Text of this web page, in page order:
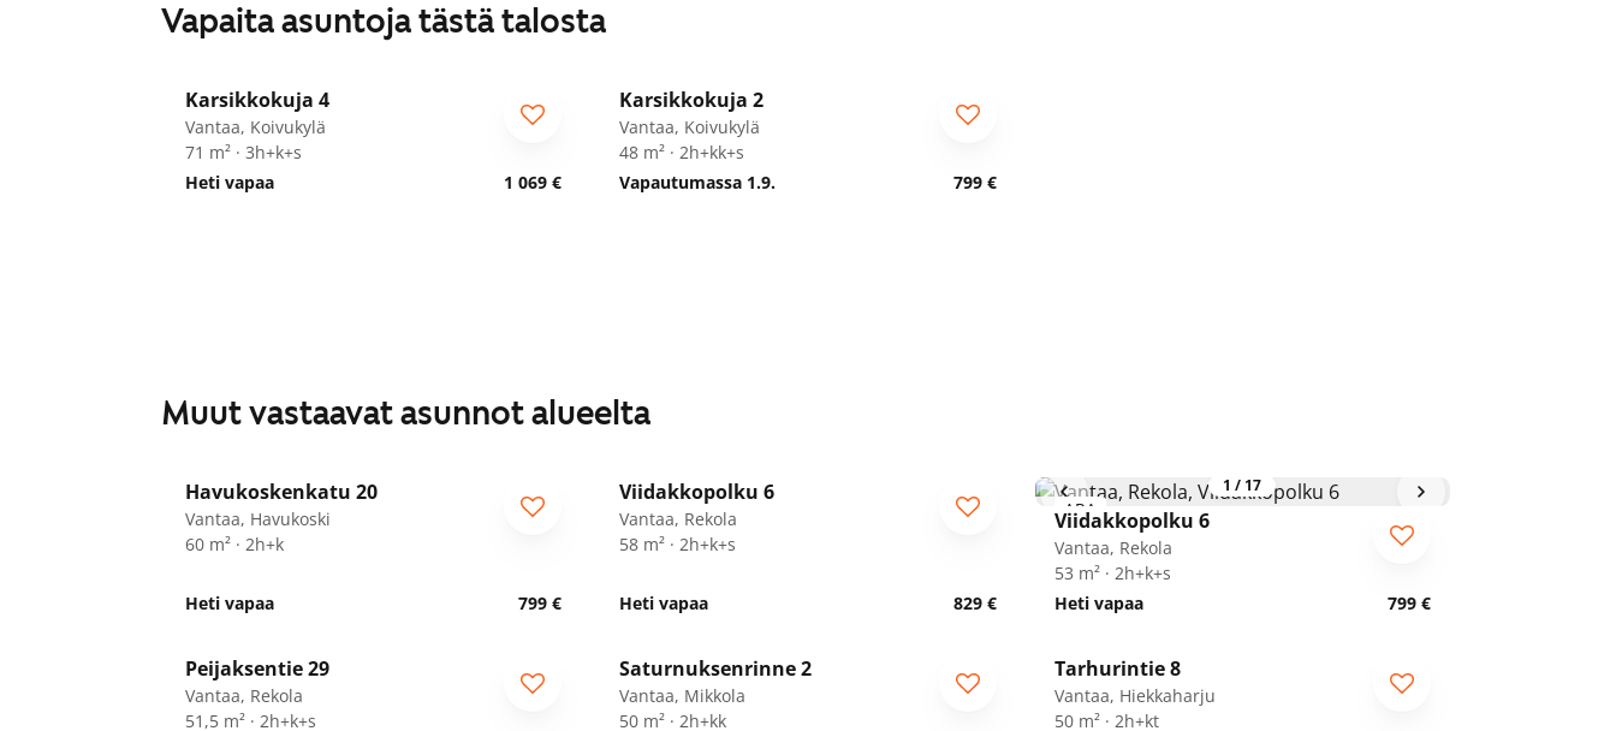
Vapaita asuntoja tästä talosta
Karsikkokuja 4
Vantaa, Koivukylä
71 m² · 3h+k+s
Heti vapaa
1 069 €
Karsikkokuja 2
Vantaa, Koivukylä
48 m² · 2h+kk+s
Vapautumassa 1.9.
799 €
Muut vastaavat asunnot alueelta
Havukoskenkatu 20
Vantaa, Havukoski
60 m² · 2h+k
Heti vapaa 799 €
ARA
Viidakkopolku 6
Vantaa, Rekola
58 m² · 2h+k+s
Heti vapaa 829 €
1 / 17
ARA
Viidakkopolku 6
Vantaa, Rekola
53 m² · 2h+k+s
Heti vapaa
799 €
ARA
Peijaksentie 29
Vantaa, Rekola
51,5 m² · 2h+k+s
Saturnuksenrinne 2
Vantaa, Mikkola
50 m² · 2h+kk
Tarhurintie 8
Vantaa, Hiekkaharju
50 m² · 2h+kt